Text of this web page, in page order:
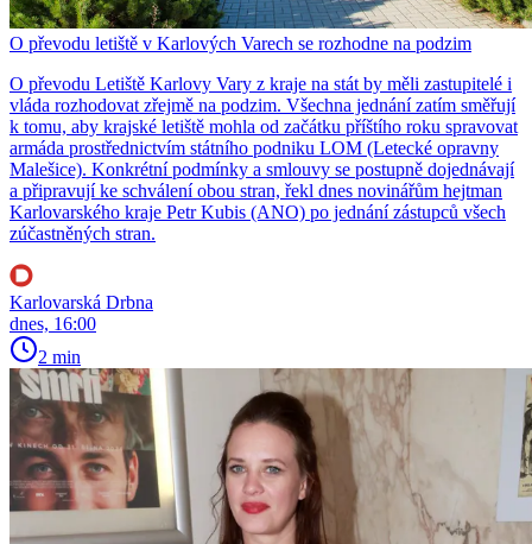
O převodu letiště v Karlových Varech se rozhodne na podzim
O převodu Letiště Karlovy Vary z kraje na stát by měli zastupitelé i
vláda rozhodovat zřejmě na podzim. Všechna jednání zatím směřují
k tomu, aby krajské letiště mohla od začátku příštího roku spravovat
armáda prostřednictvím státního podniku LOM (Letecké opravny
Malešice). Konkrétní podmínky a smlouvy se postupně dojednávají
a připravují ke schválení obou stran, řekl dnes novinářům hejtman
Karlovarského kraje Petr Kubis (ANO) po jednání zástupců všech
zúčastněných stran.
Karlovarská Drbna
dnes, 16:00
2 min